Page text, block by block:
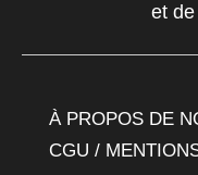
et
À PROPOS DE
CGU /